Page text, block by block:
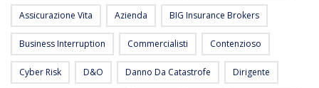
Assicurazione Vita Azienda BIG Insurance Brokers
Business Interruption Commercialisti Contenzioso
Cyber Risk D&O Danno Da Catastrofe Dirigente